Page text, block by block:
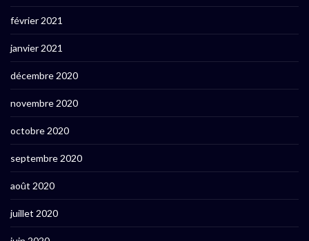
février 2021
janvier 2021
décembre 2020
novembre 2020
octobre 2020
septembre 2020
août 2020
juillet 2020